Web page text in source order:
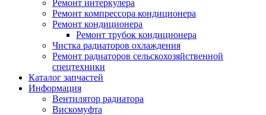
Ремонт интеркулера
Ремонт компрессора кондиционера
Ремонт кондиционера
Ремонт трубок кондиционера
Чистка радиаторов охлаждения
Ремонт радиаторов сельскохозяйственной
спецтехники
Каталог запчастей
Информация
Вентилятор радиатора
Вискомуфта